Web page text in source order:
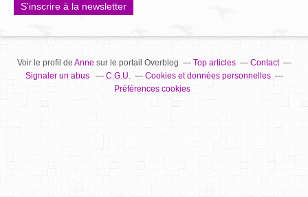
S'inscrire à la newsletter
Voir le profil de Annesur le portail Overblog Top articles
Contact
Signaler un abus
C.G.U.
Cookies et données personnelles
Préférences cookies